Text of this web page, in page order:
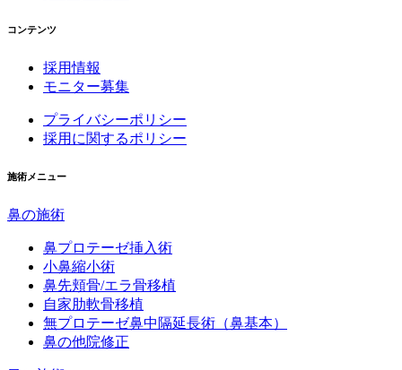
コンテンツ
採用情報
モニター募集
プライバシーポリシー
採用に関するポリシー
施術メニュー
鼻の施術
鼻プロテーゼ挿入術
小鼻縮小術
鼻先頬骨/エラ骨移植
自家肋軟骨移植
無プロテーゼ鼻中隔延長術（鼻基本）
鼻の他院修正